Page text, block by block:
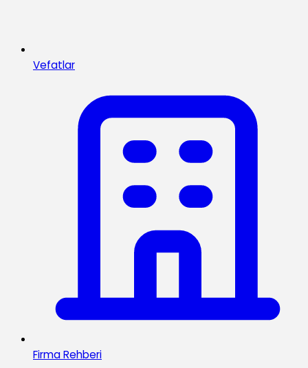
Vefatlar
Firma Rehberi